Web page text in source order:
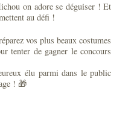
on adore se déguiser ! Et
au défi !
vos plus beaux costumes
tenter de gagner le concours
élu parmi dans le public
! 🎁